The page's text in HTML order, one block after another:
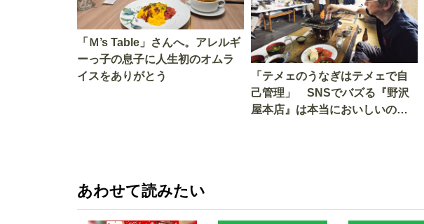
「Ｍ’s Table」さんへ。アレルギ
ーっ子の息子に人生初のオムラ
イスをありがとう
「テメェのうなぎはテメェで自
己管理」 SNSでバズる『野沢
屋本店』は本当においしいの
あわせて読みたい